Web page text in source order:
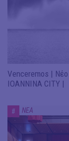
Venceremos |
IOANNINA CITY |
# ΝΕΑ